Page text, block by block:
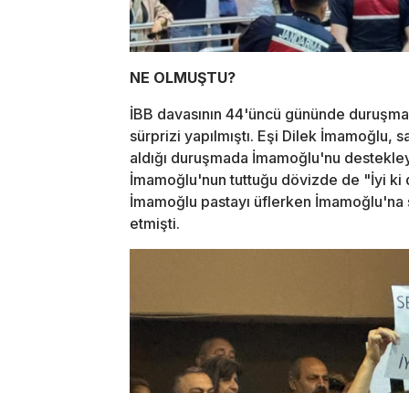
NE OLMUŞTU?
İBB davasının 44'üncü gününde
sürprizi yapılmıştı. Eşi Dilek İmamoğlu,
aldığı duruşmada İmamoğlu'nu
İmamoğlu'nun tuttuğu dövizde de "İyi ki
İmamoğlu pastayı üflerken
etmişti.